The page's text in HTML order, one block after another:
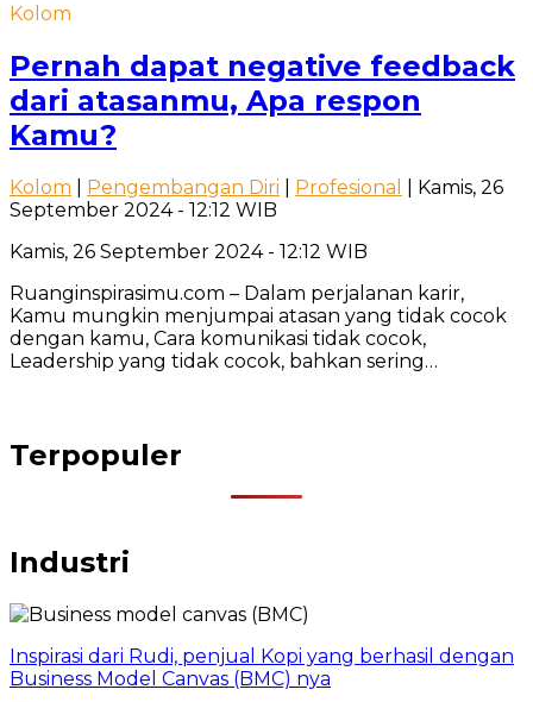
Kolom
Pernah dapat negative feedback
dari atasanmu, Apa respon
Kamu?
Kolom Pengembangan Diri Profesional
| Kamis, 26
September 2024 - 12:12 WIB
Kamis, 26 September 2024 - 12:12 WIB
Ruanginspirasimu.com – Dalam perjalanan karir,
Kamu mungkin menjumpai atasan yang tidak cocok
dengan kamu, Cara komunikasi tidak cocok,
Leadership yang tidak cocok, bahkan sering…
Terpopuler
Industri
Inspirasi dari Rudi, penjual Kopi yang berhasil dengan
Business Model Canvas (BMC) nya